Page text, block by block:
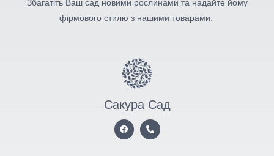
фірмового стилю з нашими товарами.
Сакура Сад